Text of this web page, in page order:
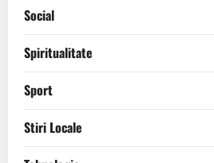
Social
Spiritualitate
Sport
Stiri Locale